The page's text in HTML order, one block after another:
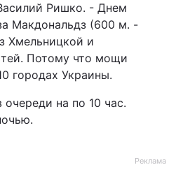
Ришко. - Днем
Макдональдз (600 м. -
Хмельницкой и
Потому что мощи
городах Украины.
на по 10 час.
Реклама